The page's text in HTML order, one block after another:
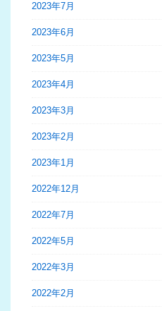
2023年7月
2023年6月
2023年5月
2023年4月
2023年3月
2023年2月
2023年1月
2022年12月
2022年7月
2022年5月
2022年3月
2022年2月